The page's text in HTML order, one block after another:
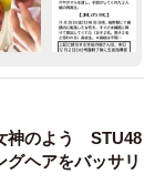
神のよう STU48
ヘアをバッサリ